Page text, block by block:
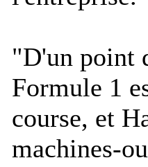
"D'un point
Formule 1
course, et
machines-